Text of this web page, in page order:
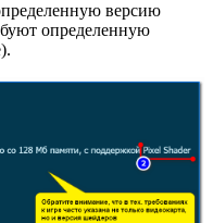
версию
определенную